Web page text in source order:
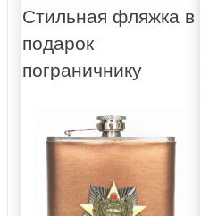
Стильная фляжка в
подарок
пограничнику